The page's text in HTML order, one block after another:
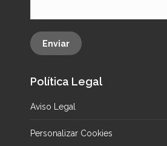
Enviar
Política Legal
Aviso Legal
Personalizar Cookies